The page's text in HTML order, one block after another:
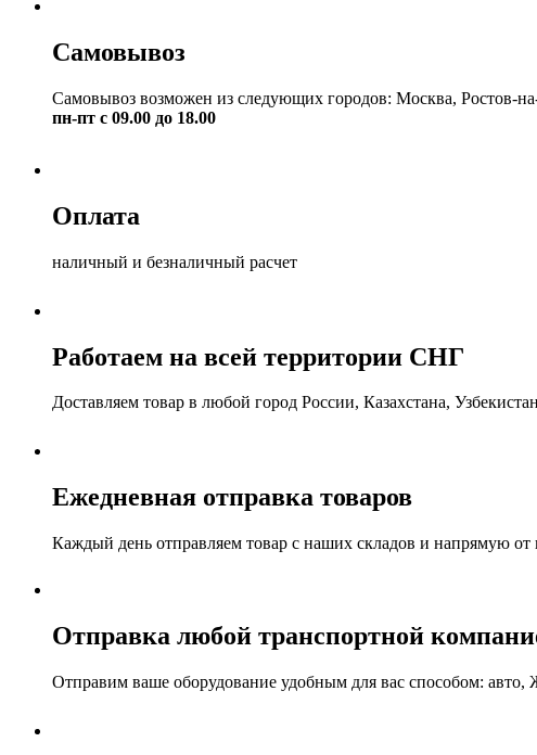
Самовывоз
Самовывоз возможен из следующих городов: Москва, Ростов-
пн-пт с 09.00 до 18.00
Оплата
наличный и безналичный расчет
Работаем на всей территории СНГ
Доставляем товар в любой город России, Казахстана,
Ежедневная отправка товаров
Каждый день отправляем товар с наших складов и напрямую от
Отправка любой транспортной
Отправим ваше оборудование удобным для вас способом: авто,